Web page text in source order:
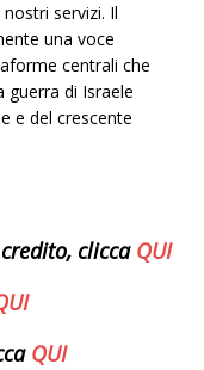
servizi. Il
una voce
centrali che
guerra di Israele
e del crescente
clicca QUI
QUI